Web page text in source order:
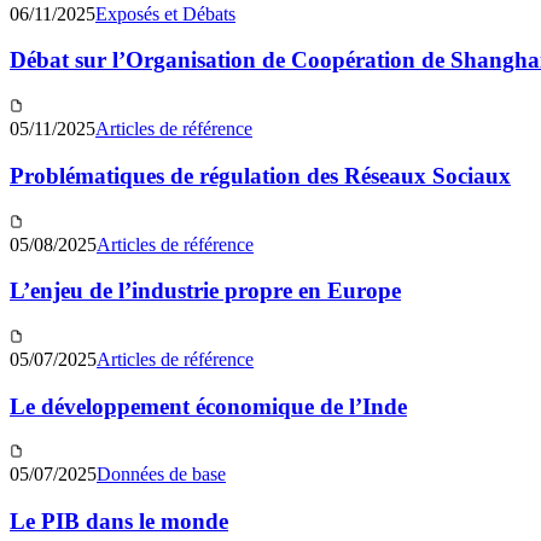
06/11/2025Exposés et Débats
Débat sur l’Organisation de Coopération de
05/11/2025Articles de référence
Problématiques de régulation des Réseaux Sociaux
05/08/2025Articles de référence
L’enjeu de l’industrie propre en Europe
05/07/2025Articles de référence
Le développement économique de l’Inde
05/07/2025Données de base
Le PIB dans le monde